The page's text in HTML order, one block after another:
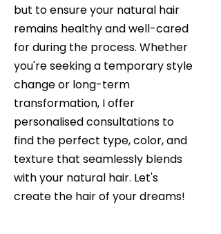
but to ensure your natural hair
remains healthy and well-cared
for during the process. Whether
you're seeking a temporary style
change or long-term
transformation, I offer
personalised consultations to
find the perfect type, color, and
texture that seamlessly blends
with your natural hair. Let's
create the hair of your dreams!